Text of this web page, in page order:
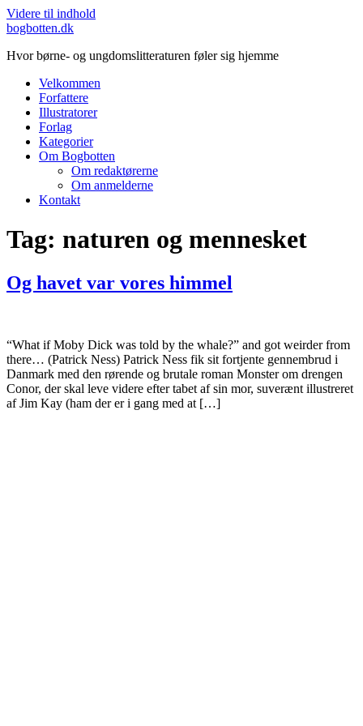
Videre til indhold
bogbotten.dk
Hvor børne- og ungdomslitteraturen føler sig hjemme
Velkommen
Forfattere
Illustratorer
Forlag
Kategorier
Om Bogbotten
Om redaktørerne
Om anmelderne
Kontakt
Tag: naturen og mennesket
Og havet var vores himmel
“What if Moby Dick was told by the whale?” and got weirder from
there… (Patrick Ness) Patrick Ness fik sit fortjente gennembrud i
Danmark med den rørende og brutale roman Monster om drengen
Conor, der skal leve videre efter tabet af sin mor, suverænt illustreret
af Jim Kay (ham der er i gang med at […]